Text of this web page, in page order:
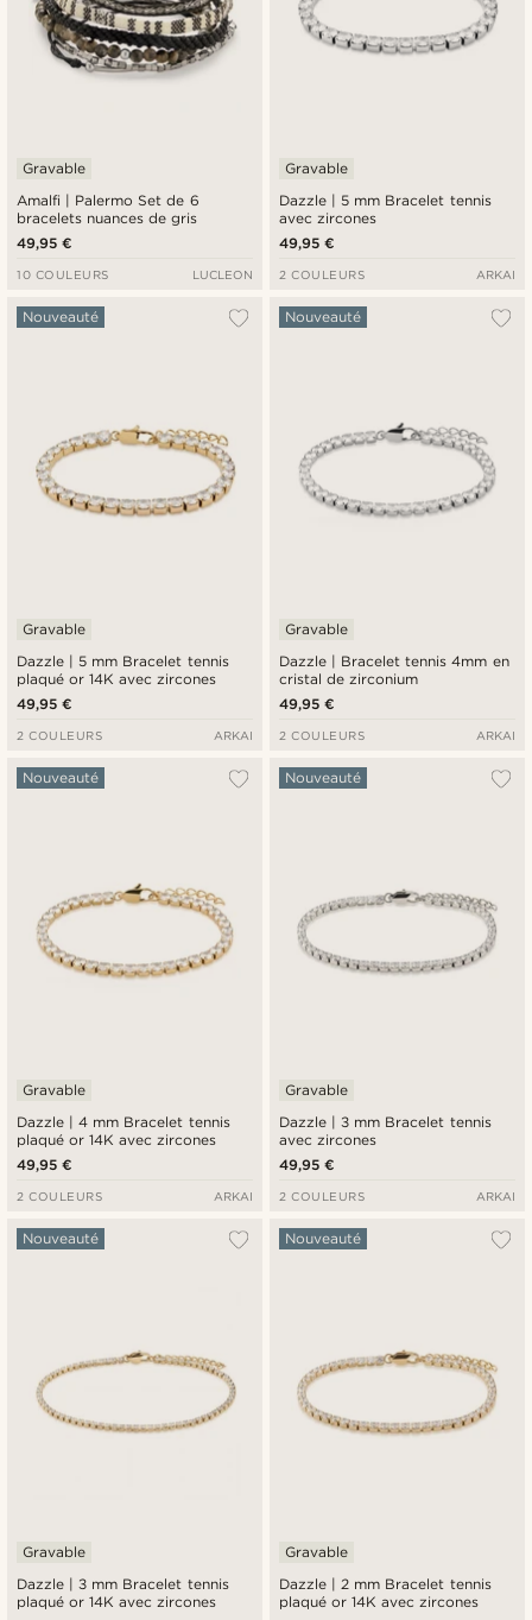
Amalfi | Palermo Set de 6
bracelets nuances de gris
Gravable
49,95 €
10 COULEURS LUCLEON
Dazzle | 5 mm Bracelet tennis
avec zircones
Gravable
49,95 €
2 COULEURS ARKAI
Dazzle | 5 mm Bracelet tennis
plaqué or 14K avec zircones
Nouveauté
Gravable
49,95 €
2 COULEURS ARKAI
Dazzle | Bracelet tennis 4mm en
cristal de zirconium
Nouveauté
Gravable
49,95 €
2 COULEURS ARKAI
Dazzle | 4 mm Bracelet tennis
plaqué or 14K avec zircones
Nouveauté
Gravable
49,95 €
2 COULEURS ARKAI
Dazzle | 3 mm Bracelet tennis
avec zircones
Nouveauté
Gravable
49,95 €
2 COULEURS ARKAI
Dazzle | 3 mm Bracelet tennis
plaqué or 14K avec zircones
Nouveauté
Gravable
Dazzle | 2 mm Bracelet tennis
plaqué or 14K avec zircones
Nouveauté
Gravable